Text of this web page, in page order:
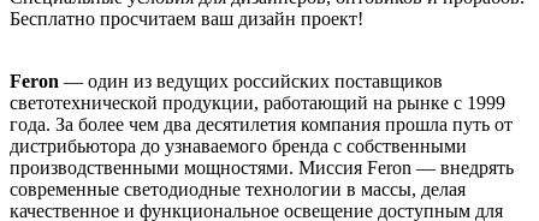
Бесплатно просчитаем ваш дизайн проект!
Feron — один из ведущих российских поставщиков
светотехнической продукции, работающий на рынке с 1999
года. За более чем два десятилетия компания прошла путь от
дистрибьютора до узнаваемого бренда с собственными
производственными мощностями. Миссия Feron — внедрять
современные светодиодные технологии в массы, делая
качественное и функциональное освещение доступным для